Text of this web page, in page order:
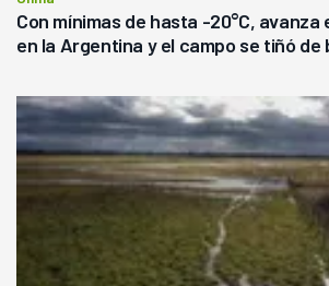
Con mínimas de hasta -20°C,
en la Argentina y el campo se tiñó de